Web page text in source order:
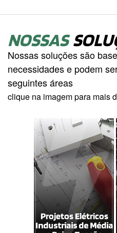
NOSSAS
Nossas soluções são
necessidades e podem
seguintes áreas
clique na imagem para mais